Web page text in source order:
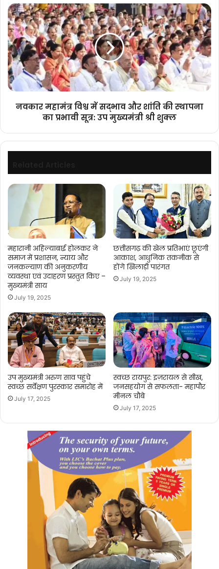
नवकार
महामंत्र
विश्व
में
सद्भाव
और
शांति
की
स्थापना
प्रभावी
मुख्यमंत्री
श्री
नवकार महामंत्र विश्व में सद्भाव और शांति की स्थापना
का प्रभावी सूत्र: उप मुख्यमंत्री श्री शुक्ल
महारानी अहिल्याबाई होलकर ने
समाज में प्रशासन, न्याय और
जनकल्याण की अनुकरणीय
व्यवस्था एवं उदाहरण प्रस्तुत किए –
मुख्यमंत्री साय
July 19, 2025
छत्तीसगढ़ की खेल प्रतिभाएं छूएंगी
आकाश, आधुनिक तकनीक से
होंगे खिलाड़ी पारंगत
July 19, 2025
उप मुख्यमंत्री अरुण साव पहुंचे
स्वच्छ सर्वेक्षण पुरस्कार समारोह में
July 17, 2025
स्वच्छ रायपुर: इज़रायल से सीख,
जनसहयोग से सफलता- महापौर
मीनल चौबे
July 17, 2025